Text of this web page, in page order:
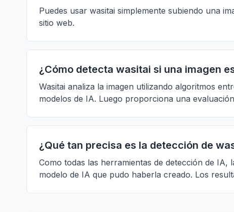
Puedes usar wasitai simplemente subiendo una
sitio web.
¿Cómo detecta wasitai si una imagen
Wasitai analiza la imagen utilizando algoritmos
modelos de IA. Luego proporciona una
¿Qué tan precisa es la detección de
Como todas las herramientas de detección de
modelo de IA que pudo haberla creado. Los